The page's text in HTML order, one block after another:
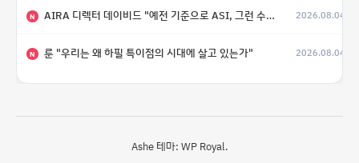
N AIRA 디렉터 데이비드 "예전 기준으로 ASI, 그런 수준은 바로 다음 분기에 온다" 2026.08.04
N 룬 "우리는 왜 하필 특이점의 시대에 살고 있는가" 2026.08.04
Ashe 테마: WP Royal.